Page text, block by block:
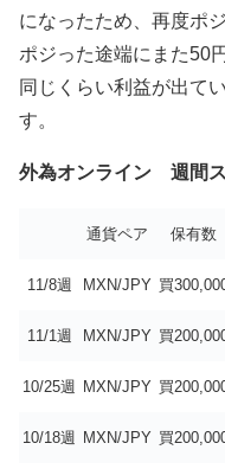
になったため、再度ポ
ポジった途端にまた50
同じくらい利益が出て
す。
外為オンライン 週間
通貨ペア 保有数
11/8週 MXN/JPY 買
11/1週 MXN/JPY 買
10/25週 MXN/JPY 買
10/18週 MXN/JPY 買